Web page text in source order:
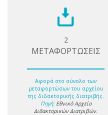
2
ΜΕΤΑΦΟΡΤΩΣΕΙΣ
Αφορά στο σύνολο των
μεταφορτώσων του αρχείου
της διδακτορικής διατριβής.
Πηγή: Εθνικό Αρχείο
Διδακτορικών Διατριβών.